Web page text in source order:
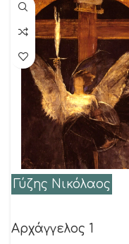
Γύζης Νικόλαος
Αρχάγγελος 1